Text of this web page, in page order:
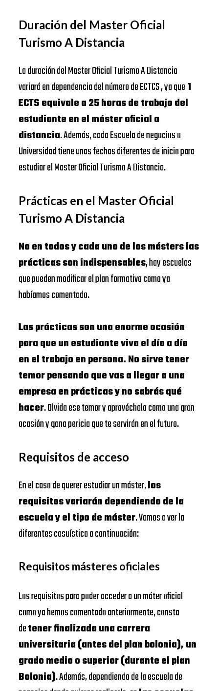
Duración del Master Oficial
Turismo A Distancia
La duración del Master Oficial Turismo A Distancia
variará en dependencia del número de ECTCS , ya que1
ECTS equivale a 25 horas de trabajo del
estudiante en el máster oficial a
distancia. Además, cada Escuela de negocios o
Universidad tiene unas fechas diferentes de inicio para
estudiar el Master Oficial Turismo A Distancia.
Prácticas en el Master Oficial
Turismo A Distancia
No en todos y cada uno de los másters las
prácticas son indispensables, hay escuelas
que pueden modificar el plan formativo como ya
habíamos comentado.
Las prácticas son una enorme ocasión
para que un estudiante viva el día a día
en el trabajo en persona. No sirve tener
temor pensando que vas a llegar a una
empresa en prácticas y no sabrás qué
hacer. Olvida ese temor y aprovéchalo como una gran
ocasión y gana pericia que te servirán en el futuro.
Requisitos de acceso
En el caso de querer estudiar un máster,los
requisitos variarán dependiendo de la
escuela y el tipo de máster. Vamos a ver la
diferentes casuística a continuación:
Requisitos másteres oficiales
Los requisitos para poder acceder a un máter oficial
como ya hemos comentado anteriormente, consta
detener finalizada una carrera
universitaria (antes del plan bolonia), un
grado medio o superior (durante el plan
Bolonia). Además, dependiendo de la escuela de